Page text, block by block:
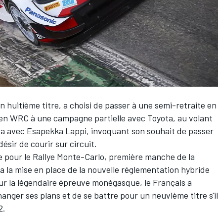
huitième titre, a choisi de passer à une semi-retraite en
WRC à une campagne partielle avec Toyota, au volant
avec Esapekka Lappi, invoquant son souhait de passer
de courir sur circuit.
pour le Rallye Monte-Carlo, première manche de la
la mise en place de la nouvelle réglementation hybride
la légendaire épreuve monégasque, le Français a
ses plans et de se battre pour un neuvième titre s'il